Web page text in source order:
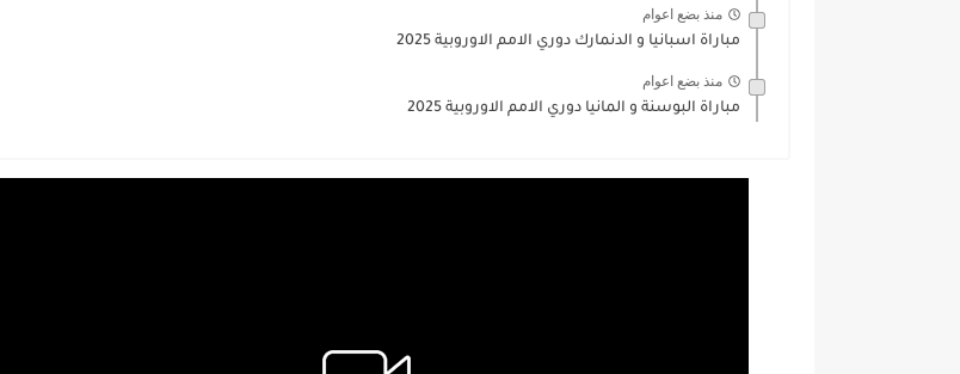
منذ بضع اعوام
مباراة اسبانيا و الدنمارك دوري الامم الاوروبية 2025
منذ بضع اعوام
مباراة البوسنة و المانيا دوري الامم الاوروبية 2025